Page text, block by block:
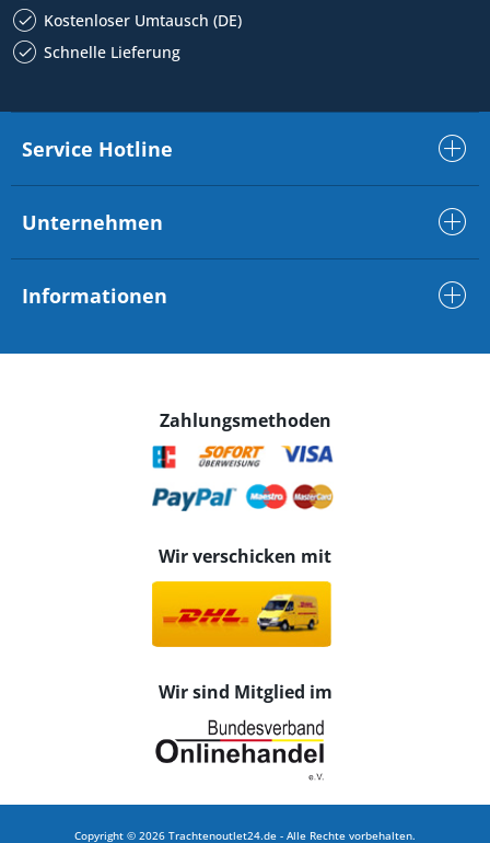
Kostenloser Umtausch (DE)
Schnelle Lieferung
Service Hotline
Unternehmen
Informationen
Zahlungsmethoden
Wir verschicken mit
Wir sind Mitglied im
Copyright © 2026 Trachtenoutlet24.de - Alle Rechte vorbehalten.